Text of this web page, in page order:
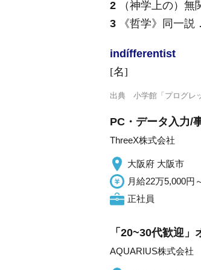
2 （神学上の）無
3
《哲学》 同一説 ．
indífferentist
[名]
出典 小学館「プログレ
PC・データ入力/
ThreeX株式会社
大阪府 大阪市
月給22万5,000円
正社員
「20~30代歓迎
AQUARIUS株式会社